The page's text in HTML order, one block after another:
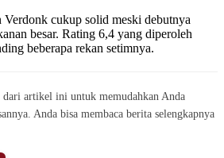
cukup solid meski debutnya
besar. Rating 6,4 yang diperoleh
beberapa rekan setimnya.
artikel ini untuk memudahkan Anda
Anda bisa membaca berita selengkapnya